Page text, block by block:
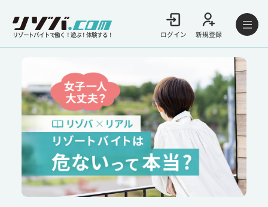
リゾートバイトで働く！遊ぶ！体験する！ ログイン 新規登録